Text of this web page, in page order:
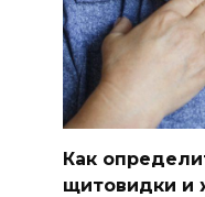
Как
щитовидки и